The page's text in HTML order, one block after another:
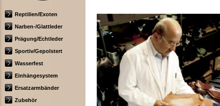
Reptilien/Exoten
Narben-/Glattleder
Prägung/Echtleder
Sportiv/Gepolstert
Wasserfest
Einhängesystem
Ersatzarmbänder
Zubehör